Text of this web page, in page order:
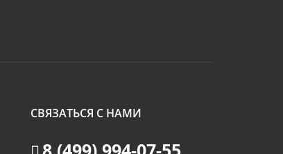
СВЯЗАТЬСЯ С НАМИ